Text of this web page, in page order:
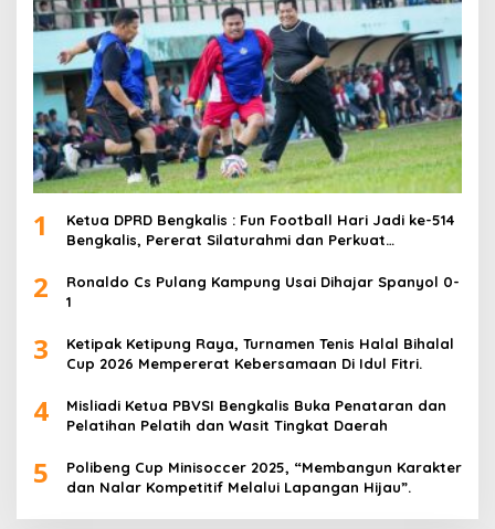
1
Ketua DPRD Bengkalis : Fun Football Hari Jadi ke-514
Bengkalis, Pererat Silaturahmi dan Perkuat
2
Ronaldo Cs Pulang Kampung Usai Dihajar Spanyol 0-
1
3
Ketipak Ketipung Raya, Turnamen Tenis Halal Bihalal
Cup 2026 Mempererat Kebersamaan Di Idul Fitri.
4
Misliadi Ketua PBVSI Bengkalis Buka Penataran dan
Pelatihan Pelatih dan Wasit Tingkat Daerah
5
Polibeng Cup Minisoccer 2025, “Membangun Karakter
dan Nalar Kompetitif Melalui Lapangan Hijau”.